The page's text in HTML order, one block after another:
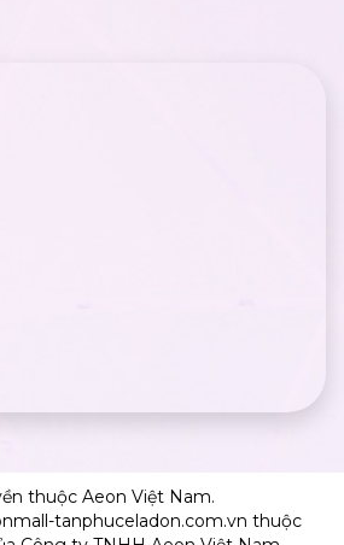
thuộc Aeon Việt Nam.
tanphuceladon.com.vn thuộc